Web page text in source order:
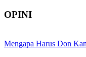
OPINI
Mengapa Harus Don